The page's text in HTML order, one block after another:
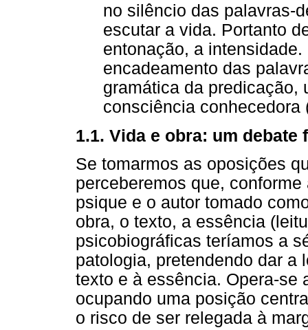
no silêncio das palavras-
escutar a vida. Portanto
entonação, a
encadeamento das
gramática da predicação,
consciência conhecedora
1.1. Vida e obra: um debate
Se tomarmos as oposições
perceberemos que,
psique e o autor tomado
obra, o texto, a essência
psicobiográficas teríamos a
patologia, pretendendo dar a
texto e à essência. Opera-se
ocupando uma posição
o risco de ser relegada à